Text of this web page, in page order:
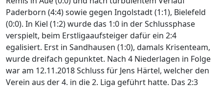
Paderborn (4:4) sowie gegen Ingolstadt (1:1), Bielefeld
(0:0). In Kiel (1:2) wurde das 1:0 in der Schlussphase
verspielt, beim Erstligaaufsteiger dafür ein 2:4
egalisiert. Erst in Sandhausen (1:0), damals Krisenteam,
wurde dreifach gepunktet. Nach 4 Niederlagen in Folge
war am 12.11.2018 Schluss für Jens Härtel, welcher den
Verein aus der 4. in die 2. Liga geführt hatte. Das 2:3